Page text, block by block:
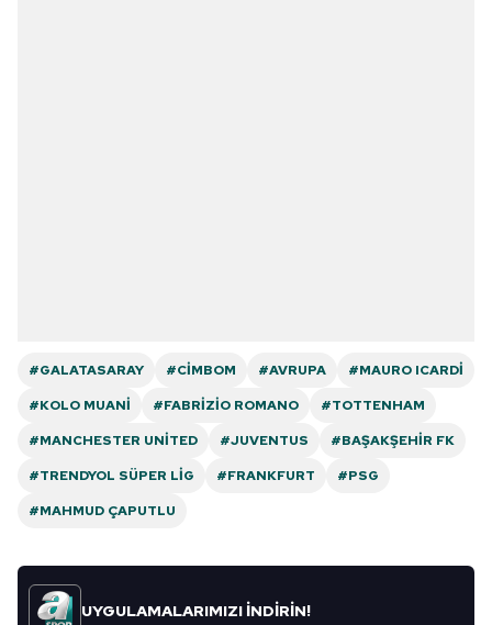
#GALATASARAY #CIMBOM #AVRUPA
#MAURO ICARDI
#KOLO MUANI
#FABRIZIO ROMANO
#TOTTENHAM
#MANCHESTER UNITED
#JUVENTUS
#BAŞAKŞEHIR FK
#TRENDYOL SÜPER LIG
#FRANKFURT
#PSG
#MAHMUD ÇAPUTLU
UYGULAMALARIMIZI İNDİRİN!